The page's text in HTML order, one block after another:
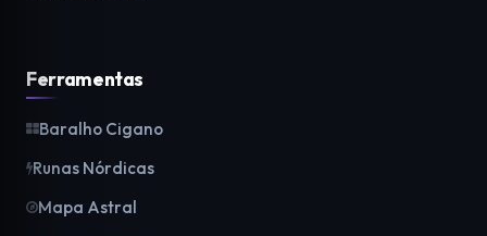
Ferramentas
Baralho Cigano
Runas Nórdicas
Mapa Astral